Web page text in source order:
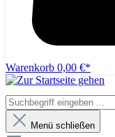
Warenkorb 0,00 €*
Menü schließen